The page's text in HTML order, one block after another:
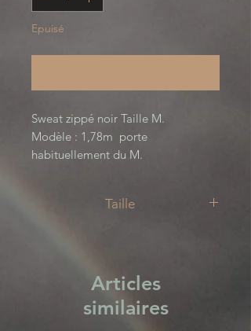
Epuisé
Sweat zippé noir Taille M.
Modèle : 1,78m porte
habituellement du M.
/!\ Se lave à froid pour une durée
de vie maximale /!\
Taille
Articles
similaires